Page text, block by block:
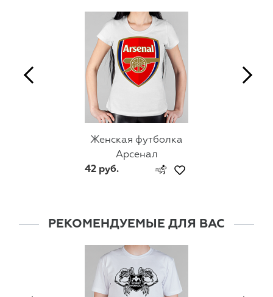
Женская футболка
Арсенал
42 руб.
РЕКОМЕНДУЕМЫЕ ДЛЯ ВАС